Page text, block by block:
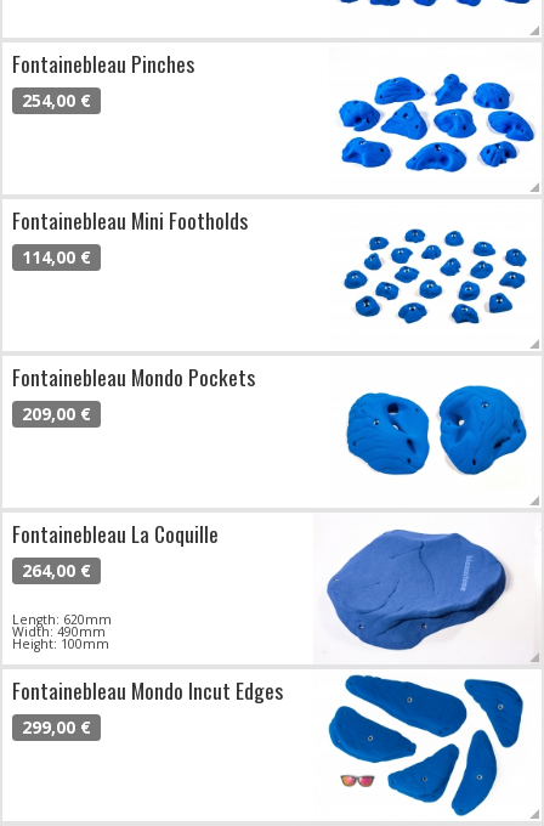
Fontainebleau Pinches
254,00 €
Fontainebleau Mini Footholds
114,00 €
Fontainebleau Mondo Pockets
209,00 €
Fontainebleau La Coquille
264,00 €
Length: 620mm
Width: 490mm
Height: 100mm
Fontainebleau Mondo Incut Edges
299,00 €